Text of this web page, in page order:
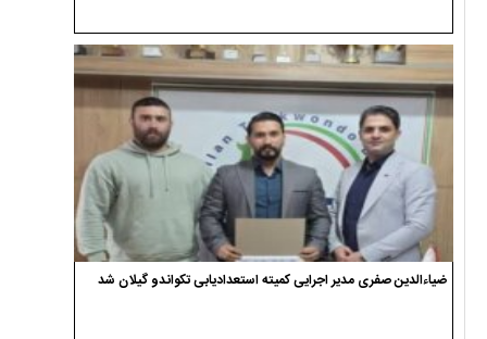
ضیاءالدین صفری مدیر اجرایی کمیته استعدادیابی تکواندو گیلان شد